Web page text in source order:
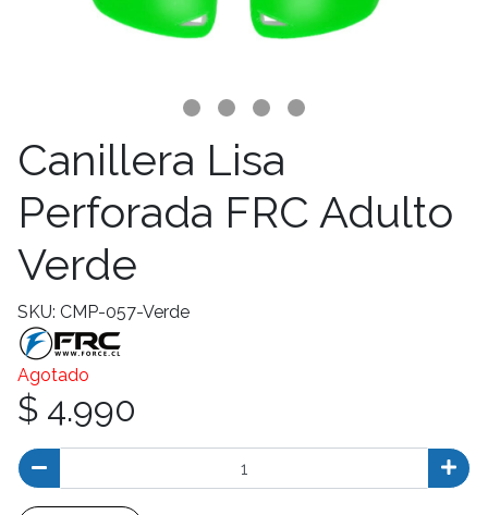
Canillera Lisa
Perforada FRC Adulto
Verde
SKU: CMP-057-Verde
Agotado
$ 4.990